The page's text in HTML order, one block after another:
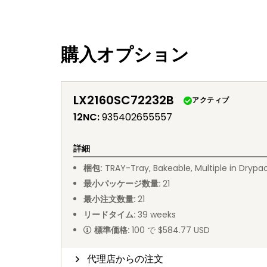
購入オプション
LX2160SC72232B アクティブ
12NC:935402655557
詳細
梱包: TRAY-Tray, Bakeable, Multiple in
最小パッケージ数量: 21
最小注文数量: 21
リードタイム: 39 weeks
標準価格: 100 で $584.77 USD
代理店からの注文